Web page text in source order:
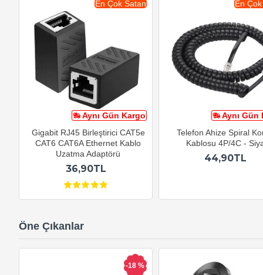
Aynı Gün Kargo
En Çok Satan
Gigabit RJ45 Birleştirici CAT5e
CAT6 CAT6A Ethernet Kablo
Uzatma Adaptörü
36,90TL
Aynı Gün
En
Telefon Ahize Spiral
Kablosu 4P/4C -
44,90TL
Öne Çıkanlar
-18 %